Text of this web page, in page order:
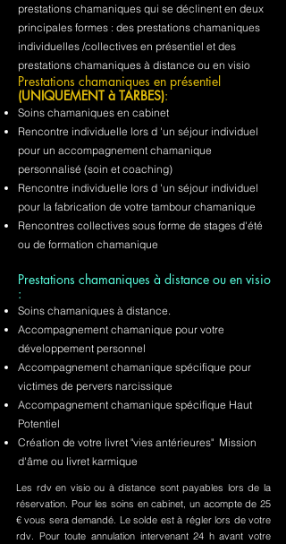
prestations chamaniques qui se déclinent en deux
principales formes : des prestations chamaniques
individuelles /collectives en présentiel et des
prestations chamaniques à distance ou en visio
Prestations chamaniques en présentiel
(UNIQUEMENT à TARBES):
Soins chamaniques en cabinet
Rencontre individuelle lors d 'un séjour individuel
pour un accompagnement chamanique
personnalisé (soin et coaching)
Rencontre individuelle lors d 'un séjour individuel
pour la fabrication de votre tambour chamanique
Rencontres collectives sous forme de stages d'été
ou de formation chamanique
Prestations chamaniques à distance ou en visio
:
Soins chamaniques à distance.
Accompagnement chamanique pour votre
développement personnel
Accompagnement chamanique spécifique pour
victimes de pervers narcissique
Accompagnement chamanique spécifique Haut
Potentiel
Création de votre livret "vies antérieures" Mission
d'âme ou livret karmique
Les rdv en visio ou à distance sont payables lors de la
réservation. Pour les soins en cabinet, un acompte de 25
€ vous sera demandé. Le solde est à régler lors de votre
rdv. Pour toute annulation intervenant 24 h avant votre